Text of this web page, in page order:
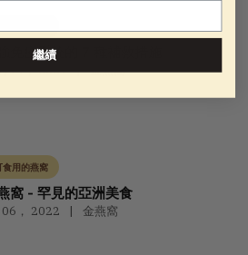
強免疫系統的 7 種補救措施
14， 2021 金燕窩
食用的燕窩
窩 - 罕見的亞洲美食
， 2022 金燕窩
繼續